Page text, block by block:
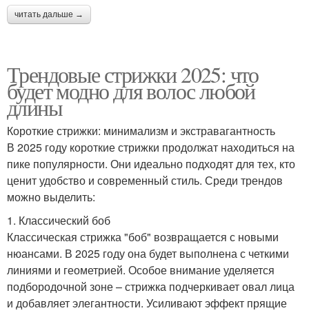
читать дальше →
Трендовые стрижки 2025: что
будет модно для волос любой
длины
Короткие стрижки: минимализм и экстравагантность
В 2025 году короткие стрижки продолжат находиться на
пике популярности. Они идеально подходят для тех, кто
ценит удобство и современный стиль. Среди трендов
можно выделить:
1. Классический боб
Классическая стрижка "боб" возвращается с новыми
нюансами. В 2025 году она будет выполнена с четкими
линиями и геометрией. Особое внимание уделяется
подбородочной зоне – стрижка подчеркивает овал лица
и добавляет элегантности. Усиливают эффект прящие